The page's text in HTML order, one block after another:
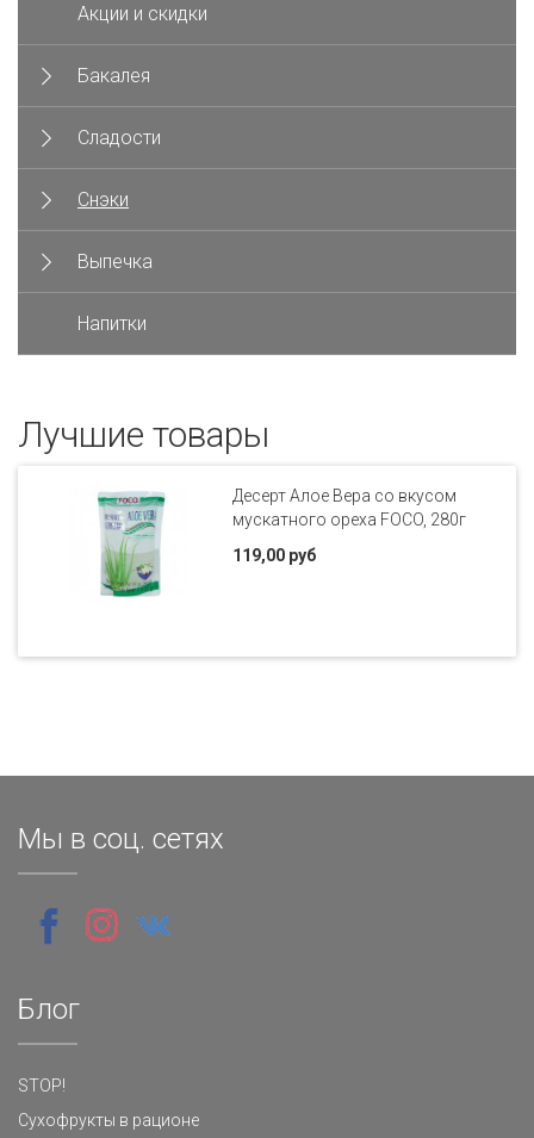
Акции и скидки
Бакалея
Сладости
Снэки
Выпечка
Напитки
Лучшие товары
Десерт Алое Вера со вкусом
мускатного ореха FOCO, 280г
119,00 руб
Мы в соц. сетях
Блог
STOP!
Сухофрукты в рационе